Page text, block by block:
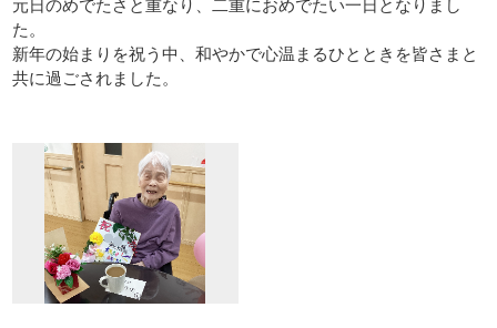
三次・楽々苑 さくらんぼ保育園
令和の杜 ASA・楽々苑
La・Vita安佐物語
岡山県
倉敷・楽々苑
NICONICO保育園
元日のめでたさと重なり、二重におめでたい一日となりまし
た。
新年の始まりを祝う中、和やかで心温まるひとときを皆さまと
共に過ごされました。